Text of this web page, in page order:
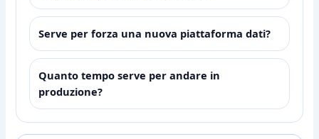
Serve per forza una nuova piattaforma dati?
Quanto tempo serve per andare in
produzione?